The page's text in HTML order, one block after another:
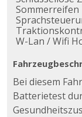
Sommerreifen
W-Lan / Wifi
Bei diesem
Batterietest